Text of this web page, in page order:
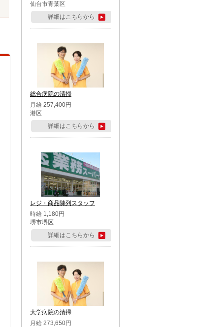
仙台市青葉区
詳細はこちらから
総合病院の清掃
月給 257,400円
港区
詳細はこちらから
レジ・商品陳列スタッフ
時給 1,180円
堺市堺区
詳細はこちらから
大学病院の清掃
月給 273,650円